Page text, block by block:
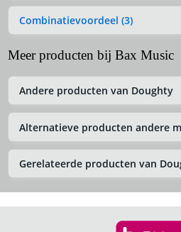
Combinatievoordeel (3)
Meer producten bij Bax Music
Andere producten van Doughty
Alternatieve producten andere
Gerelateerde producten van